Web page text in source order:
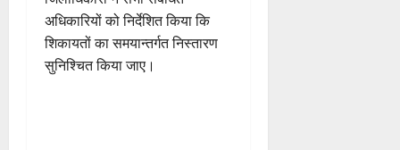
अधिकारियों को निर्देशित किया कि
शिकायतों का समयान्तर्गत निस्तारण
सुनिश्चित किया जाए।